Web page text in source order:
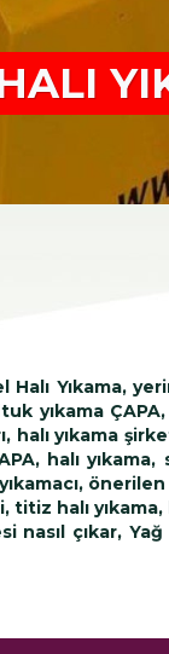
Halı Yıkama,
yıkama
halı yıkama
halı yıkama,
önerilen
halı yıkama,
nasıl çıkar,